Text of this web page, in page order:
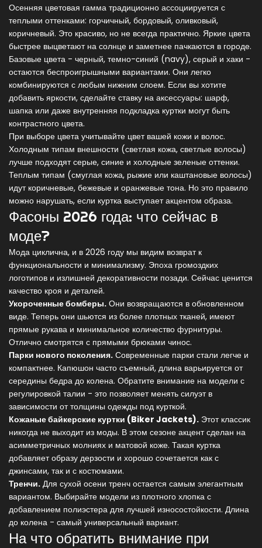
Осенняя цветовая гамма традиционно ассоциируется с
теплыми оттенками: горчичный, бордовый, оливковый,
коричневый. Это красиво, но не всегда практично. Яркие цвета
быстрее выцветают на солнце и заметнее пачкаются в городе.
Базовые цвета - черный, темно-синий (navy), серый и хаки -
остаются беспроигрышными вариантами. Они легко
комбинируются с любым нижним слоем. Если вы хотите
добавить яркости, сделайте ставку на аксессуары: шарф,
шапка или даже внутренняя подкладка куртки могут быть
контрастного цвета.
При выборе цвета учитывайте цвет вашей кожи и волос.
Холодным типам внешности (светлая кожа, светлые волосы)
лучше подходят серые, синие и холодные зеленые оттенки.
Теплым типам (смуглая кожа, рыжие или каштановые волосы)
идут коричневые, бежевые и оранжевые тона. Но это правило
можно нарушать, если куртка выступает акцентом образа.
Фасоны 2026 года: что сейчас в
моде?
Мода циклична, и в 2026 году мы видим возврат к
функциональности и минимализму. Эпоха громоздких
логотипов и излишней декоративности позади. Сейчас ценится
качество кроя и деталей.
Укороченные бомберы. Они возвращаются в обновленном
виде. Теперь они шьются из более плотных тканей, имеют
прямые рукава и минимальное количество фурнитуры.
Отлично смотрятся с прямыми брюками чинос.
Парки нового поколения. Современные парки стали легче и
компактнее. Капюшон часто съемный, длина варьируется от
середины бедра до колена. Обратите внимание на модели с
регулировкой талии - это позволяет менять силуэт в
зависимости от толщины одежды под курткой.
Кожаные байкерские куртки (Biker Jackets). Этот классик
никогда не выходит из моды. В этом сезоне акцент сделан на
асимметричных молниях и матовой коже. Такая куртка
добавляет образу дерзости и хорошо сочетается как с
джинсами, так и с костюмами.
Тренчи. Для сухой осени тренч остается самым элегантным
вариантом. Выбирайте модели из плотного хлопка с
добавлением полиэстера для лучшей износостойкости. Длина
до колена - самый универсальный вариант.
На что обратить внимание при